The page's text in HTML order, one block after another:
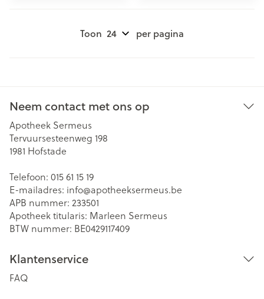
Toon per pagina
Neem contact met ons op
Apotheek Sermeus
Tervuursesteenweg 198
1981 Hofstade
Telefoon: 015 61 15 19
E-mailadres: info@apotheeksermeus.be
APB nummer: 233501
Apotheek titularis: Marleen Sermeus
BTW nummer: BE0429117409
Klantenservice
FAQ